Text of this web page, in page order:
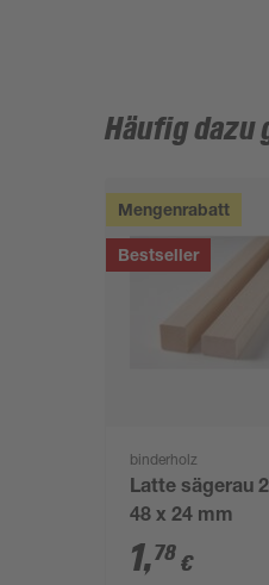
Häufig dazu
Mengenrabatt
Bestseller
binderholz
Latte sägerau
48 x 24 mm
1,78 €